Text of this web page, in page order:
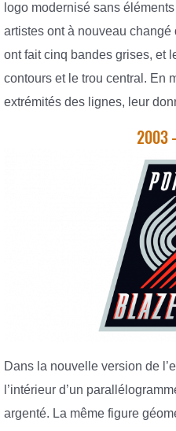
logo modernisé sans
artistes ont à nouveau
ont fait cinq bandes grises, et
contours et le trou central. En
extrémités des lignes, leur
2003
Dans la nouvelle version de
l’intérieur d’un
argenté. La même figure